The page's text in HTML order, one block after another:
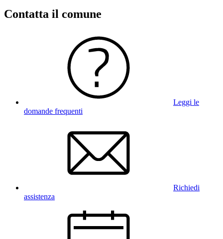
Contatta il comune
Leggi le
domande frequenti
Richiedi
assistenza